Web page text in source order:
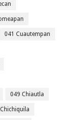
041 Cuautempan
049 Chiautla